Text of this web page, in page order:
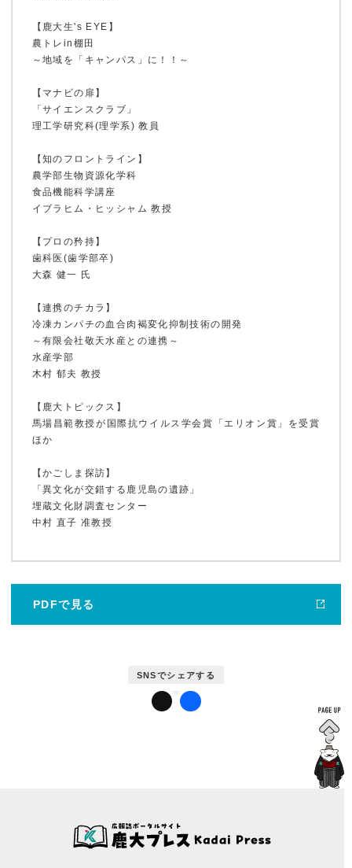
ホーム
鹿大ジャーナル
鹿大だより
かだいびと
【鹿大生's EYE】
農トレin棚田
～地域を「キャンパス」に！！～
【マナビの扉】
「サイエンスクラブ」
理工学研究科(理学系) 教員
【知のフロントライン】
農学部生物資源化学科
食品機能科学講座
イブラヒム・ヒッシャム 教授
【プロの矜持】
歯科医(歯学部卒)
大森 健一 氏
【連携のチカラ】
冷凍カンパチの血合肉褐変化抑制技術の開発
～有限会社敬天水産との連携～
水産学部
木村 郁夫 教授
【鹿大トピックス】
馬場昌範教授が国際抗ウイルス学会賞「エリオン賞」を受賞
ほか
【かごしま探訪】
「異文化が交錯する鹿児島の遺跡」
埋蔵文化財調査センター
中村 直子 准教授
PDFで見る